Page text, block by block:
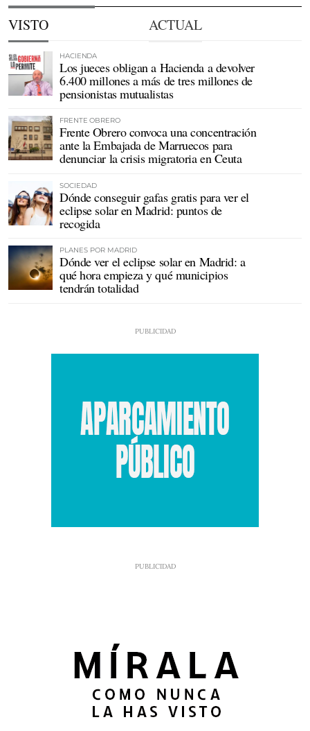
VISTO ACTUAL
HACIENDA
Los jueces obligan a Hacienda a devolver
6.400 millones a más de tres millones de
pensionistas mutualistas
FRENTE OBRERO
Frente Obrero convoca una concentración
ante la Embajada de Marruecos para
denunciar la crisis migratoria en Ceuta
SOCIEDAD
Dónde conseguir gafas gratis para ver el
eclipse solar en Madrid: puntos de
recogida
PLANES POR MADRID
Dónde ver el eclipse solar en Madrid: a
qué hora empieza y qué municipios
tendrán totalidad